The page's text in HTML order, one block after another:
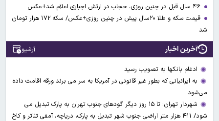
قیمت سکه و طلا ۲۰سال پیش در چنین روزی+عکس/ سکه ۱۷۲ هزار تومان
شد
آخرین اخبار آرشیو
ادغام بانکها به تصویب رسید
به ایرانیانی که بطور غیر قانونی در آمریکا به سر می برند ورقه اقامت داده
می‌شود
شهردار تهران: تا ۱۵ روز دیگر گودهای جنوب تهران به پارک تبدیل می
شود/ ۴۱۱ هزار متر اراضی جنوب شهر تبدیل به پارک، دریاچه، آمفی تئاتر و کاخ